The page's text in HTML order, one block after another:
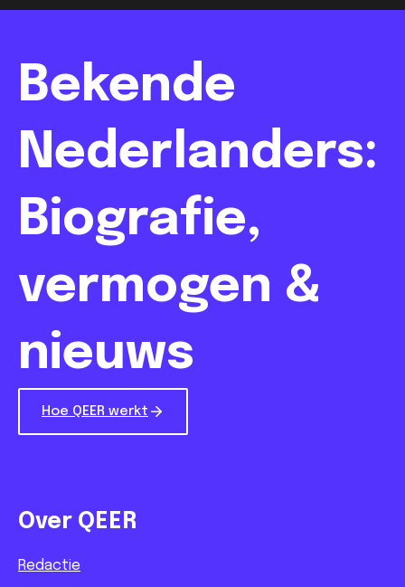
Bekende
Nederlanders:
Biografie,
vermogen &
nieuws
Hoe QEER werkt
Over QEER
Redactie